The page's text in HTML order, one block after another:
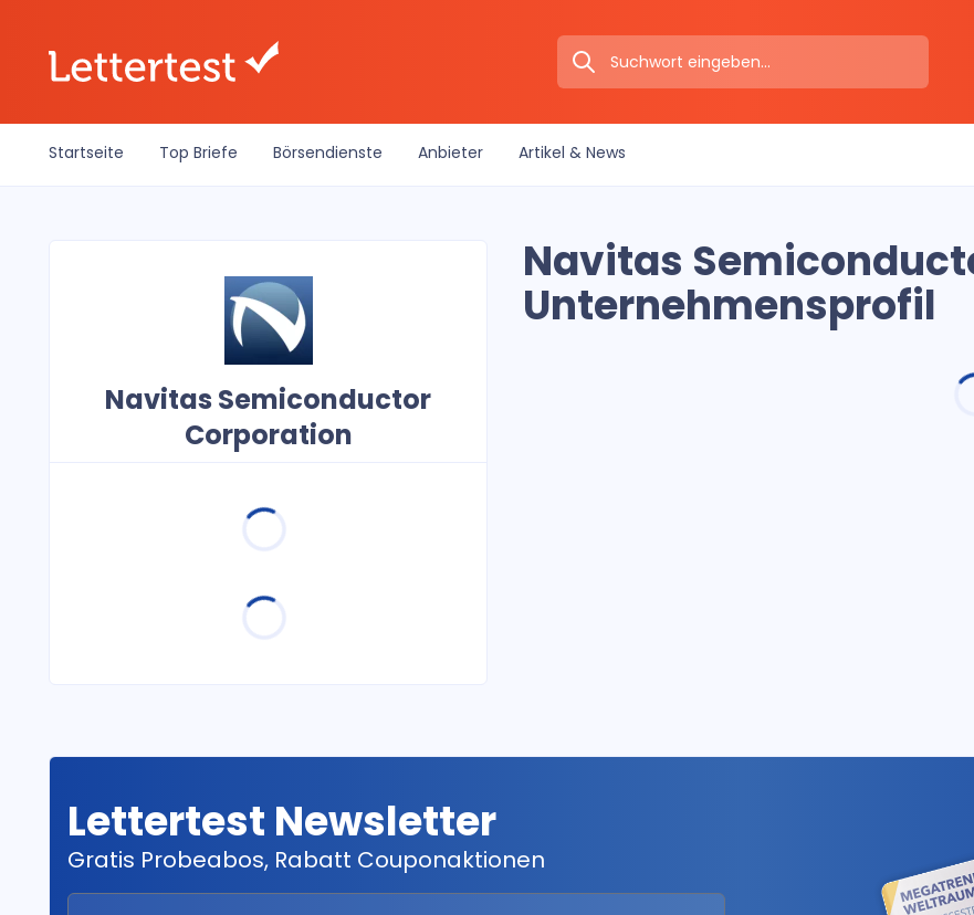
Startseite Top Briefe Börsendienste Anbieter Artikel & News
Navitas Semiconductor
Corporation
Navitas
Unternehmensprofil
Lettertest Newsletter
Gratis Probeabos, Rabatt Couponaktionen